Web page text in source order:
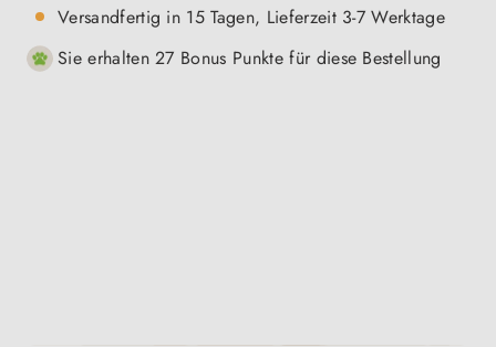
Versandfertig in 15 Tagen, Lieferzeit 3-7 Werktage
Sie erhalten 27 Bonus Punkte für diese Bestellung